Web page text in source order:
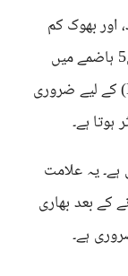
اور بھوک کم
لگنا بھی اس کمی میں ہو سکتا ہے۔ وٹامن بی5 ہاضمے میں
مدد کرنے والے انزائم (Digestive Enzymes) کے لیے ضروری
ہے۔
یہ علامت
کے بعد بھاری
ہے۔